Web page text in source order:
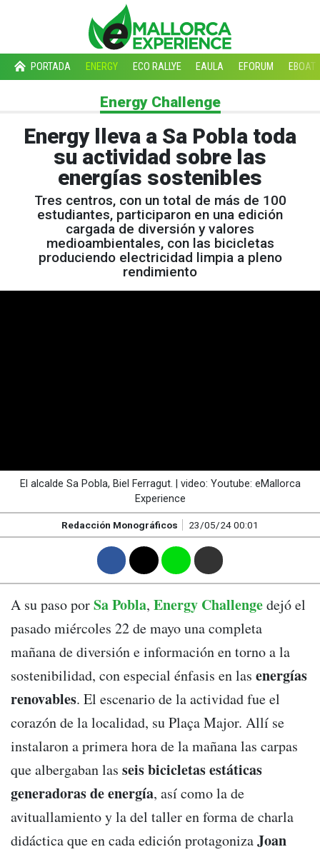
PORTADA ENERGY ECO RALLYE EAULA EFORUM EBOAT
Energy Challenge
Energy lleva a Sa Pobla toda
su actividad sobre las
energías sostenibles
Tres centros, con un total de más de 100
estudiantes, participaron en una edición
cargada de diversión y valores
medioambientales, con las bicicletas
produciendo electricidad limpia a pleno
rendimiento
El alcalde Sa Pobla, Biel Ferragut. | video: Youtube: eMallorca
Experience
Redacción Monográficos 23/05/24 00:01
A su paso porSa Pobla, Energy Challengedejó el
pasado miércoles 22 de mayo una completa
mañana de diversión e información en torno a la
sostenibilidad, con especial énfasis en las energías
renovables. El escenario de la actividad fue el
corazón de la localidad, su Plaça Major. Allí se
instalaron a primera hora de la mañana las carpas
que albergaban las seis bicicletas estáticas
generadoras de energía, así como la de
avituallamiento y la del taller en forma de charla
didáctica que en cada edición protagonizaJoan